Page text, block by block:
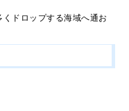
ドロップする海域へ通お